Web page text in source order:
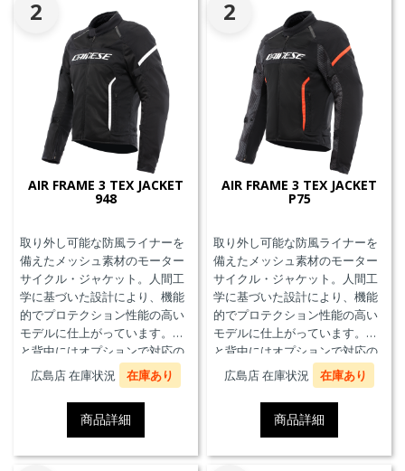
2
AIR FRAME 3 TEX JACKET
948
取り外し可能な防風ライナーを
備えたメッシュ素材のモーター
サイクル・ジャケット。人間工
学に基づいた設計により、機能
的でプロテクション性能の高い
モデルに仕上がっています。胸
と背中にはオプションで対応の
プロテクターを装着することが
できます。また、防水の内ポケ
ット、EN17092クラスA認証、パ
ンツと接続可能なファスナーを
備えています。
広島店 在庫状況 在庫あり
商品詳細
2
AIR FRAME 3 TEX JACKET
P75
取り外し可能な防風ライナーを
備えたメッシュ素材のモーター
サイクル・ジャケット。人間工
学に基づいた設計により、機能
的でプロテクション性能の高い
モデルに仕上がっています。胸
と背中にはオプションで対応の
プロテクターを装着することが
できます。また、防水の内ポケ
ット、EN17092クラスA認証、パ
ンツと接続可能なファスナーを
備えています。
広島店 在庫状況 在庫あり
商品詳細